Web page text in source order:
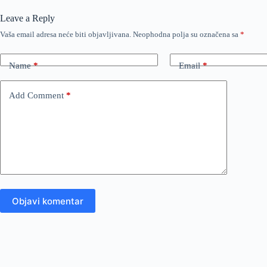
Leave a Reply
Vaša email adresa neće biti objavljivana. Neophodna polja su označena sa *
Name* Email*
Add Comment *
Objavi komentar